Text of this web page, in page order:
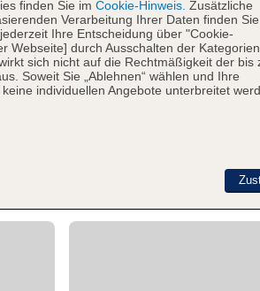
finden Sie im Cookie-Hinweis. Zusätzliche
Verarbeitung Ihrer Daten finden
Ihre Entscheidung über "Cookie-
Webseite] durch Ausschalten der Kategorien
sich nicht auf die Rechtmäßigkeit der bis
Soweit Sie „Ablehnen“ wählen und Ihre
individuellen Angebote unterbreitet